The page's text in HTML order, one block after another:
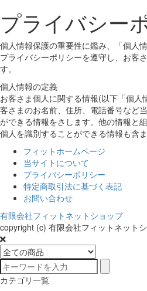
プライバシー
個人情報保護の重要性に鑑み、「個人
プライバシーポリシーを遵守し、お客
す。
個人情報の定義
お客さま個人に関する情報(以下「個人
客さまのお名前、住所、電話番号など
ができる情報をさします。他の情報と
個人を識別することができる情報も含ま
フィットホームページ
当サイトについて
プライバシーポリシー
特定商取引法に基づく表記
お問い合わせ
有限会社フィットネットショップ
copyright (c) 有限会社フィットネット
カテゴリ一覧